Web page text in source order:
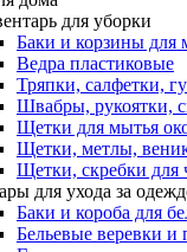
для уборки
Баки и корзины для
Ведра пластиковые
Тряпки, салфетки,
Швабры, рукоятки,
Щетки для мытья
Щетки, метлы,
Щетки, скребки для
для ухода за
Баки и короба для
Бельевые веревки